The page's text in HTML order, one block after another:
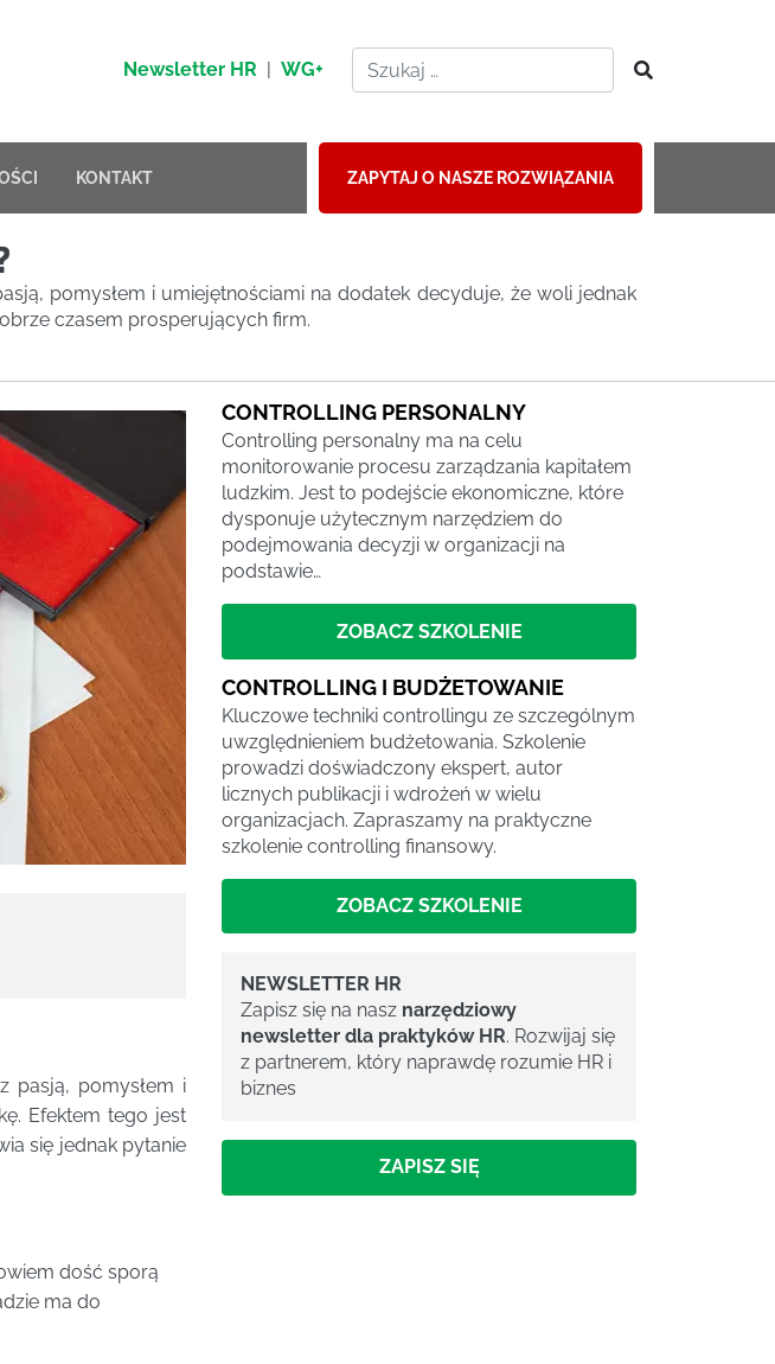
Newsletter HR | WG+
KONTAKT ZAPYTAJ O NASZE ROZWIĄZANIA
pomysłem i umiejętnościami na dodatek decyduje, że woli jednak
czasem prosperujących firm.
pasją, pomysłem i
Efektem tego jest
się jednak pytanie
dość sporą
ma do
CONTROLLING PERSONALNY
Controlling personalny ma na celu
monitorowanie procesu zarządzania kapitałem
ludzkim. Jest to podejście ekonomiczne, które
dysponuje użytecznym narzędziem do
podejmowania decyzji w organizacji na
podstawie…
ZOBACZ SZKOLENIE
CONTROLLING I BUDŻETOWANIE
Kluczowe techniki controllingu ze szczególnym
uwzględnieniem budżetowania. Szkolenie
prowadzi doświadczony ekspert, autor
licznych publikacji i wdrożeń w wielu
organizacjach. Zapraszamy na praktyczne
szkolenie controlling finansowy.
ZOBACZ SZKOLENIE
NEWSLETTER HR
Zapisz się na nasz narzędziowy
newsletter dla praktyków HR. Rozwijaj się
z partnerem, który naprawdę rozumie HR i
biznes
ZAPISZ SIĘ